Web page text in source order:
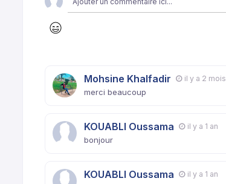
Mohsine Khalfadir il y a 2 mois
merci beaucoup
KOUABLI Oussama il y a 1 an
bonjour
KOUABLI Oussama il y a 1 an